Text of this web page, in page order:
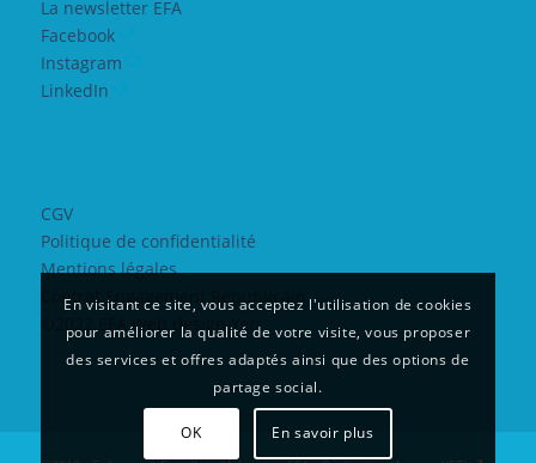
La newsletter EFA
Facebook
Instagram
LinkedIn
CGV
Politique de confidentialité
Mentions légales
Contrat Engagement Républicain
©2022 EFA Web design Yeti
En visitant ce site, vous acceptez l'utilisation de cookies
pour améliorer la qualité de votre visite, vous proposer
des services et offres adaptés ainsi que des options de
partage social.
OK En savoir plus